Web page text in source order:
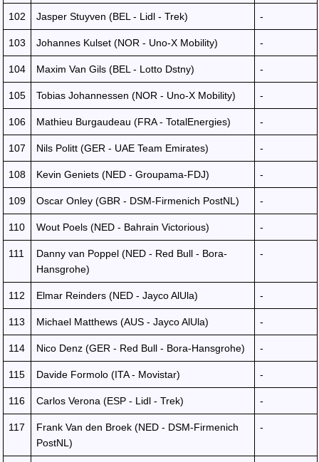
102 Jasper Stuyven (BEL - Lidl - Trek) -
103 Johannes Kulset (NOR - Uno-X Mobility) -
104 Maxim Van Gils (BEL - Lotto Dstny) -
105 Tobias Johannessen (NOR - Uno-X Mobility) -
106 Mathieu Burgaudeau (FRA - TotalEnergies) -
107 Nils Politt (GER - UAE Team Emirates) -
108 Kevin Geniets (NED - Groupama-FDJ) -
109 Oscar Onley (GBR - DSM-Firmenich PostNL) -
110 Wout Poels (NED - Bahrain Victorious) -
111
Danny van Poppel (NED - Red Bull - Bora-
Hansgrohe)
-
112 Elmar Reinders (NED - Jayco AlUla) -
113 Michael Matthews (AUS - Jayco AlUla) -
114 Nico Denz (GER - Red Bull - Bora-Hansgrohe) -
115 Davide Formolo (ITA - Movistar) -
116 Carlos Verona (ESP - Lidl - Trek) -
117
Frank Van den Broek (NED - DSM-Firmenich
PostNL)
-